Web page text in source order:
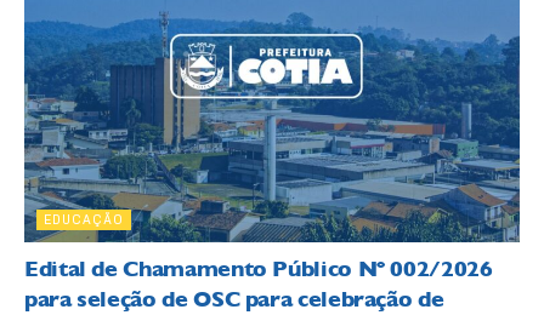
EDUCAÇÃO
Edital de Chamamento Público Nº 002/2026
para seleção de OSC para celebração de